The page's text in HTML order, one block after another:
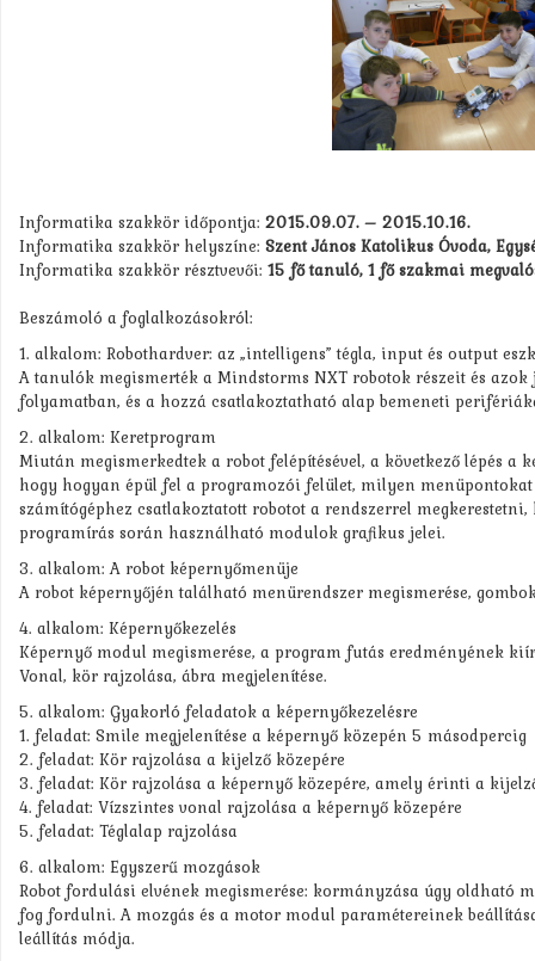
Informatika szakkör időpontja: 2015.09.07. – 2015.10.16.
Informatika szakkör helyszíne: Szent János Katolikus Óvoda,
Informatika szakkör résztvevői: 15 fő tanuló, 1 fő szakmai
Beszámoló a foglalkozásokról:
1. alkalom: Robothardver: az „intelligens” tégla, input és output
A tanulók megismerték a Mindstorms NXT robotok részeit és
folyamatban, és a hozzá csatlakoztatható alap bemeneti
2. alkalom: Keretprogram
Miután megismerkedtek a robot felépítésével, a következő lépés
hogy hogyan épül fel a programozói felület, milyen
számítógéphez csatlakoztatott robotot a rendszerrel
programírás során használható modulok grafikus jelei.
3. alkalom: A robot képernyőmenüje
A robot képernyőjén található menürendszer megismerése,
4. alkalom: Képernyőkezelés
Képernyő modul megismerése, a program futás eredményének
Vonal, kör rajzolása, ábra megjelenítése.
5. alkalom: Gyakorló feladatok a képernyőkezelésre
1. feladat: Smile megjelenítése a képernyő közepén 5 másodpercig
2. feladat: Kör rajzolása a kijelző közepére
3. feladat: Kör rajzolása a képernyő közepére, amely érinti a
4. feladat: Vízszintes vonal rajzolása a képernyő közepére
5. feladat: Téglalap rajzolása
6. alkalom: Egyszerű mozgások
Robot fordulási elvének megismerése: kormányzása úgy oldható
fog fordulni. A mozgás és a motor modul paramétereinek
leállítás módja.